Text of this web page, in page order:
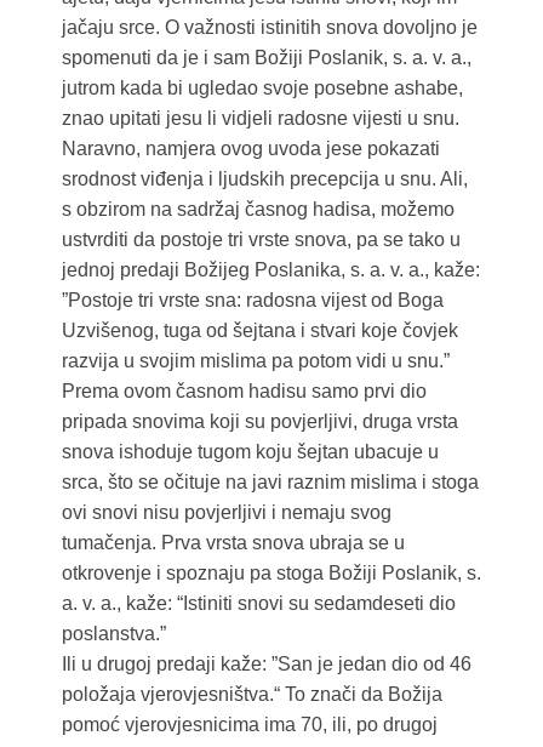
jačaju srce. O važnosti istinitih snova dovoljno je
spomenuti da je i sam Božiji Poslanik, s. a. v. a.,
jutrom kada bi ugledao svoje posebne ashabe,
znao upitati jesu li vidjeli radosne vijesti u snu.
Naravno, namjera ovog uvoda jese pokazati
srodnost viđenja i ljudskih precepcija u snu. Ali,
s obzirom na sadržaj časnog hadisa, možemo
ustvrditi da postoje tri vrste snova, pa se tako u
jednoj predaji Božijeg Poslanika, s. a. v. a., kaže:
”Postoje tri vrste sna: radosna vijest od Boga
Uzvišenog, tuga od šejtana i stvari koje čovjek
razvija u svojim mislima pa potom vidi u snu.”
Prema ovom časnom hadisu samo prvi dio
pripada snovima koji su povjerljivi, druga vrsta
snova ishoduje tugom koju šejtan ubacuje u
srca, što se očituje na javi raznim mislima i stoga
ovi snovi nisu povjerljivi i nemaju svog
tumačenja. Prva vrsta snova ubraja se u
otkrovenje i spoznaju pa stoga Božiji Poslanik, s.
a. v. a., kaže: “Istiniti snovi su sedamdeseti dio
poslanstva.”
Ili u drugoj predaji kaže: ”San je jedan dio od 46
položaja vjerovjesništva.“ To znači da Božija
pomoć vjerovjesnicima ima 70, ili, po drugoj